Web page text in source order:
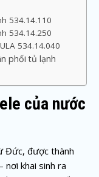
534.14.110
534.14.250
534.14.040
phối tủ lạnh
của nước
Đức, được thành
nơi khai sinh ra